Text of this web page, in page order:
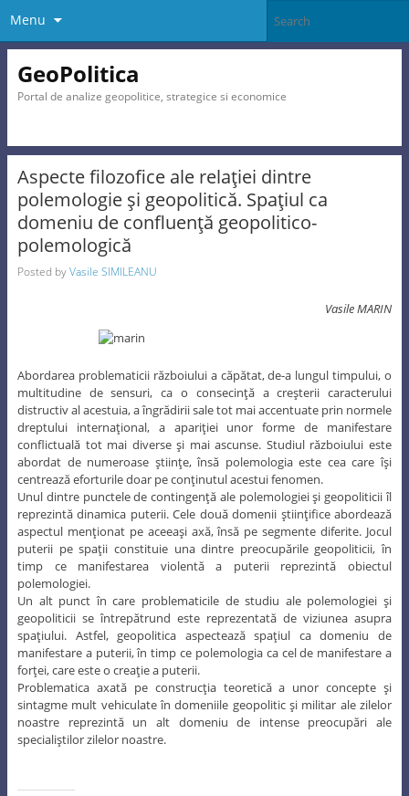
Menu
GeoPolitica
Portal de analize geopolitice, strategice si economice
Aspecte filozofice ale relaţiei dintre
polemologie şi geopolitică. Spaţiul ca
domeniu de confluenţă geopolitico-
polemologică
Posted byVasile SIMILEANU
Vasile MARIN
Abordarea problematicii războiului a căpătat, de-a lungul timpului, o
multitudine de sensuri, ca o consecinţă a creşterii caracterului
distructiv al acestuia, a îngrădirii sale tot mai accentuate prin normele
dreptului internaţional, a apariţiei unor forme de manifestare
conflictuală tot mai diverse şi mai ascunse. Studiul războiului este
abordat de numeroase ştiinţe, însă polemologia este cea care îşi
centrează eforturile doar pe conţinutul acestui fenomen.
Unul dintre punctele de contingenţă ale polemologiei şi geopoliticii îl
reprezintă dinamica puterii. Cele două domenii ştiinţifice abordează
aspectul menţionat pe aceeaşi axă, însă pe segmente diferite. Jocul
puterii pe spaţii constituie una dintre preocupările geopoliticii, în
timp ce manifestarea violentă a puterii reprezintă obiectul
polemologiei.
Un alt punct în care problematicile de studiu ale polemologiei şi
geopoliticii se întrepătrund este reprezentată de viziunea asupra
spaţiului. Astfel, geopolitica aspectează spaţiul ca domeniu de
manifestare a puterii, în timp ce polemologia ca cel de manifestare a
forţei, care este o creaţie a puterii.
Problematica axată pe construcţia teoretică a unor concepte şi
sintagme mult vehiculate în domeniile geopolitic şi militar ale zilelor
noastre reprezintă un alt domeniu de intense preocupări ale
specialiştilor zilelor noastre.